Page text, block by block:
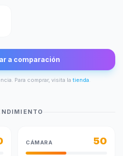
a comparación
Para comprar, visita la tienda.
CÁMARA 50